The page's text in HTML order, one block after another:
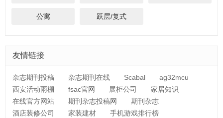
公寓 跃层/复式
友情链接
杂志期刊投稿 杂志期刊在线 Scabal
ag32mcu
西安活动雨棚
fsac官网 展柜公司
家居知识
在线官方网站
期刊杂志投稿网
期刊杂志
酒店装修公司
家装建材
手机游戏排行榜